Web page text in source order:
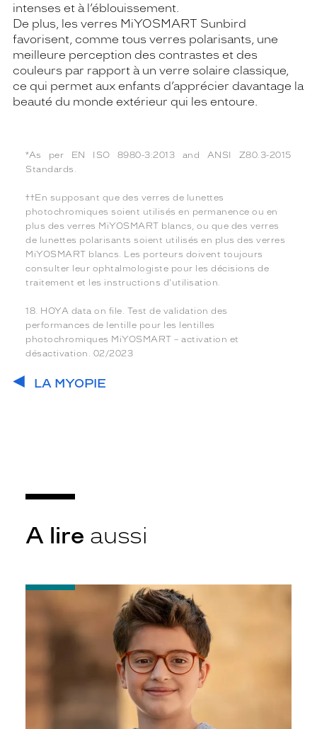
intenses et à l’éblouissement.
De plus, les verres MiYOSMART Sunbird
favorisent, comme tous verres polarisants, une
meilleure perception des contrastes et des
couleurs par rapport à un verre solaire classique,
ce qui permet aux enfants d’apprécier davantage la
beauté du monde extérieur qui les entoure.
*As per EN ISO 8980-3:2013 and ANSI Z80.3-2015
Standards.
††En supposant que des verres de lunettes
photochromiques soient utilisés en permanence ou en
plus des verres MiYOSMART blancs, ou que des verres
de lunettes polarisants soient utilisés en plus des verres
MiYOSMART blancs. Les porteurs doivent toujours
consulter leur ophtalmologiste pour les décisions de
traitement et les instructions d'utilisation.
18. HOYA data on file. Test de validation des
performances de lentille pour les lentilles
photochromiques MiYOSMART – activation et
désactivation. 02/2023
LA MYOPIE
A lire aussi
-
MiyoSmart